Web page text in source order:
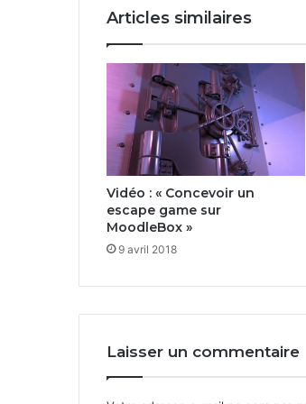
Articles similaires
Vidéo : « Concevoir un
escape game sur
MoodleBox »
9 avril 2018
Laisser un commentaire